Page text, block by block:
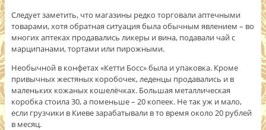
Следует заметить, что магазины редко торговали аптечными
товарами, хотя обратная ситуация была обычным явлением – во
многих аптеках продавались ликеры и вина, подавали чай с
марципанами, тортами или пирожными.
Необычной в конфетах «Кетти Босс» была и упаковка. Кроме
привычных жестяных коробочек, леденцы продавались и в
маленьких кожаных кошелёчках. Большая металлическая
коробка стоила 30, а поменьше – 20 копеек. Не так уж и мало,
если грузчики в Киеве зарабатывали в то время около 20 рублей
в месяц.